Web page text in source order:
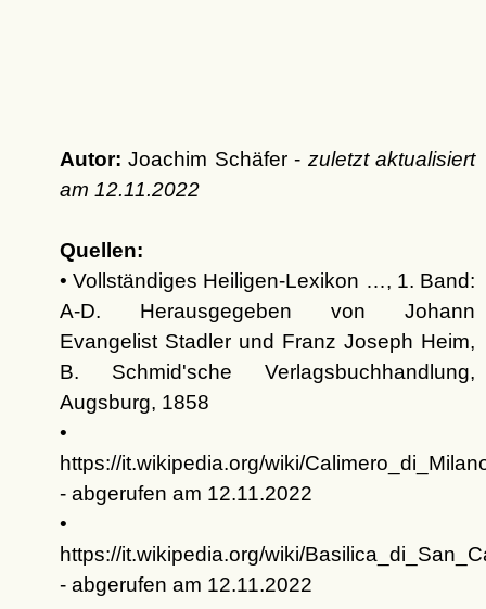
Autor: Joachim Schäfer - zuletzt aktualisiert
am 12.11.2022
Quellen:
• Vollständiges Heiligen-Lexikon …, 1. Band:
A-D. Herausgegeben von Johann
Evangelist Stadler und Franz Joseph Heim,
B. Schmid'sche Verlagsbuchhandlung,
Augsburg, 1858
•
https://it.wikipedia.org/wiki/
- abgerufen am 12.11.2022
•
https://it.wikipedia.org/wiki/
- abgerufen am 12.11.2022